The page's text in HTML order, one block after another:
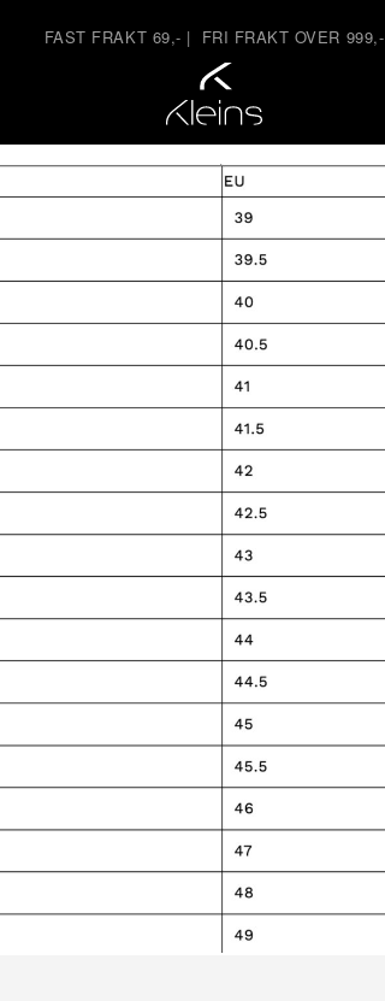
FAST FRAKT 69,- | FRI FRAKT OVER 999,-